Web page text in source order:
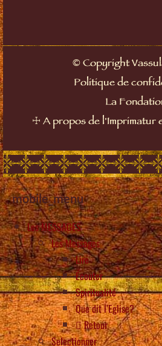
©Copyright
Politique de
La
☩ A propos de l'Imprimatur
mobile_menu
Les MESSAGES
Les Messages
Lire
Écouter
Spiritualité
Que dit l’Eglise?
Retour
Selectionner